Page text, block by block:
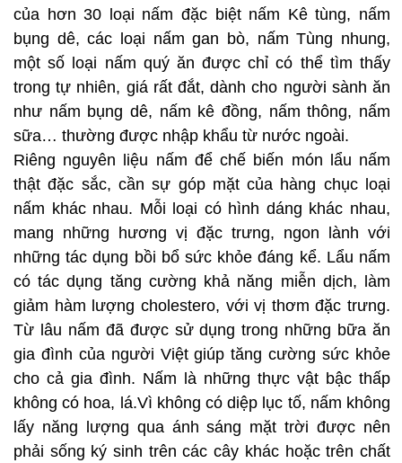
của hơn 30 loại nấm đặc biệt nấm Kê tùng, nấm
bụng dê, các loại nấm gan bò, nấm Tùng nhung,
một số loại nấm quý ăn được chỉ có thể tìm thấy
trong tự nhiên, giá rất đắt, dành cho người sành ăn
như nấm bụng dê, nấm kê đồng, nấm thông, nấm
sữa… thường được nhập khẩu từ nước ngoài.
Riêng nguyên liệu nấm để chế biến món lẩu nấm
thật đặc sắc, cần sự góp mặt của hàng chục loại
nấm khác nhau. Mỗi loại có hình dáng khác nhau,
mang những hương vị đặc trưng, ngon lành với
những tác dụng bồi bổ sức khỏe đáng kể. Lẩu nấm
có tác dụng tăng cường khả năng miễn dịch, làm
giảm hàm lượng cholestero, với vị thơm đặc trưng.
Từ lâu nấm đã được sử dụng trong những bữa ăn
gia đình của người Việt giúp tăng cường sức khỏe
cho cả gia đình. Nấm là những thực vật bậc thấp
không có hoa, lá.Vì không có diệp lục tố, nấm không
lấy năng lượng qua ánh sáng mặt trời được nên
phải sống ký sinh trên các cây khác hoặc trên chất